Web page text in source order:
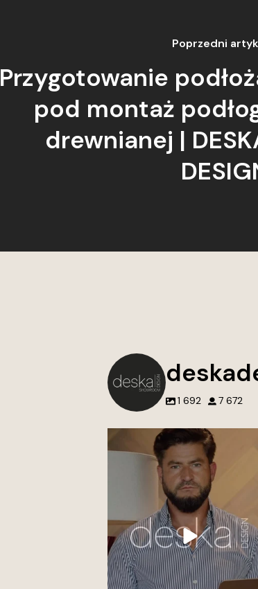
Poprzedni
Przygotowanie
pod montaż
drewnianej |
1 692 7 672
Blisko 15 lat wspólnej pracy, pasji i
zaangażowania. ❤️
To właśnie dzięki Wam możemy
dnia tworzyć wnętrza, które spełniają
marzenia i odpowiadają na Wasze
potrzeby.
Dziękujemy za zaufanie, którym
obdarzacie nas od tylu lat.
To dla nas największa motywacja,
każdego dnia...
13 1